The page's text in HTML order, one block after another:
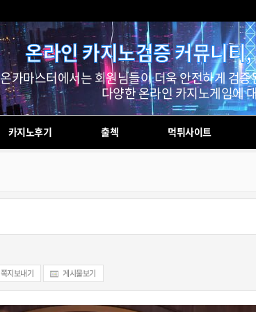
온라인 카지노검증 커뮤니
온카마스터에서는 회원님들이 더욱 안전하게 검
다양한 온라인 카지노게임에
카지노후기 출첵 먹튀사이트
쪽지보내기 게시물보기